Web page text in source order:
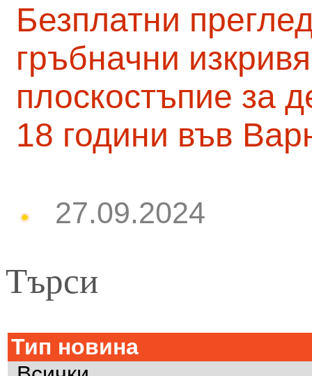
Безплатни
гръбначни
плоскостъпие за
18 години във
27.09.2024
Търси
Тип новина